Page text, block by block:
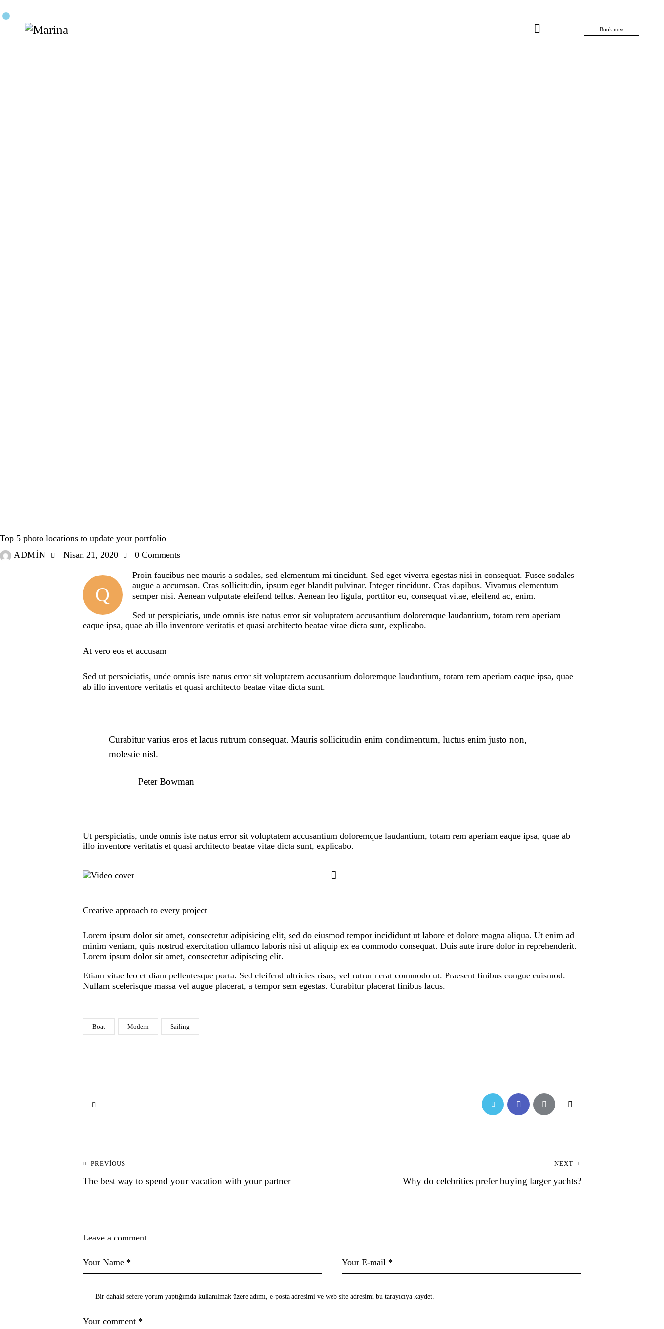
Book now
Top 5 photo locations to update your portfolio
ADMIN
Nisan 21, 2020 0 Comments
Q
Proin faucibus nec mauris a sodales, sed elementum mi tincidunt. Sed eget viverra egestas nisi in consequat. Fusce sodales
augue a accumsan. Cras sollicitudin, ipsum eget blandit pulvinar. Integer tincidunt. Cras dapibus. Vivamus elementum
semper nisi. Aenean vulputate eleifend tellus. Aenean leo ligula, porttitor eu, consequat vitae, eleifend ac, enim.
Sed ut perspiciatis, unde omnis iste natus error sit voluptatem accusantium doloremque laudantium, totam rem aperiam
eaque ipsa, quae ab illo inventore veritatis et quasi architecto beatae vitae dicta sunt, explicabo.
At vero eos et accusam
Sed ut perspiciatis, unde omnis iste natus error sit voluptatem accusantium doloremque laudantium, totam rem aperiam eaque ipsa, quae
ab illo inventore veritatis et quasi architecto beatae vitae dicta sunt.
Curabitur varius eros et lacus rutrum consequat. Mauris sollicitudin enim condimentum, luctus enim justo non,
molestie nisl.
Peter Bowman
Ut perspiciatis, unde omnis iste natus error sit voluptatem accusantium doloremque laudantium, totam rem aperiam eaque ipsa, quae ab
illo inventore veritatis et quasi architecto beatae vitae dicta sunt, explicabo.
Creative approach to every project
Lorem ipsum dolor sit amet, consectetur adipisicing elit, sed do eiusmod tempor incididunt ut labore et dolore magna aliqua. Ut enim ad
minim veniam, quis nostrud exercitation ullamco laboris nisi ut aliquip ex ea commodo consequat. Duis aute irure dolor in reprehenderit.
Lorem ipsum dolor sit amet, consectetur adipiscing elit.
Etiam vitae leo et diam pellentesque porta. Sed eleifend ultricies risus, vel rutrum erat commodo ut. Praesent finibus congue euismod.
Nullam scelerisque massa vel augue placerat, a tempor sem egestas. Curabitur placerat finibus lacus.
Boat Modern Sailing
PREVIOUS
The best way to spend your vacation with your partner
NEXT
Why do celebrities prefer buying larger yachts?
Leave a comment
Bir dahaki sefere yorum yaptığımda kullanılmak üzere adımı, e-posta adresimi ve web site adresimi bu tarayıcıya kaydet.